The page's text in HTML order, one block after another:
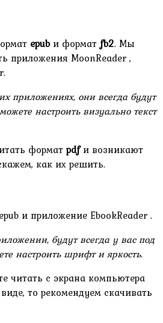
epubи форматfb2. Мы
приложения MoonReader ,
приложениях, они всегда будут
настроить визуально текст
формат pdfи возникают
как их решить.
и приложение EbookReader .
будут всегда у вас под
настроить шрифт и яркость.
читать с экрана компьютера
то рекомендуем скачивать